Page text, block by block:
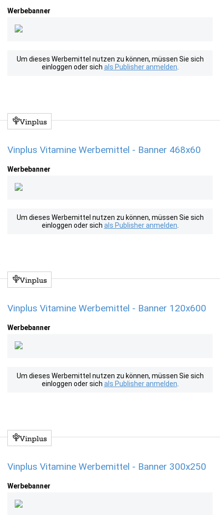
Werbebanner
Um dieses Werbemittel nutzen zu können, müssen Sie sich
einloggen oder sich als Publisher anmelden
Vinplus Vitamine Werbemittel - Banner 468x60
Werbebanner
Um dieses Werbemittel nutzen zu können, müssen Sie sich
einloggen oder sich als Publisher anmelden
Vinplus Vitamine Werbemittel - Banner 120x600
Werbebanner
Um dieses Werbemittel nutzen zu können, müssen Sie sich
einloggen oder sich als Publisher anmelden
Vinplus Vitamine Werbemittel - Banner 300x250
Werbebanner